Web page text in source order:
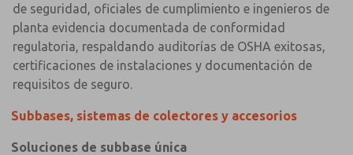
de seguridad, oficiales de cumplimiento e ingenieros de
planta evidencia documentada de conformidad
regulatoria, respaldando auditorías de OSHA exitosas,
certificaciones de instalaciones y documentación de
requisitos de seguro.
Subbases, sistemas de colectores y accesorios
Soluciones de subbase única